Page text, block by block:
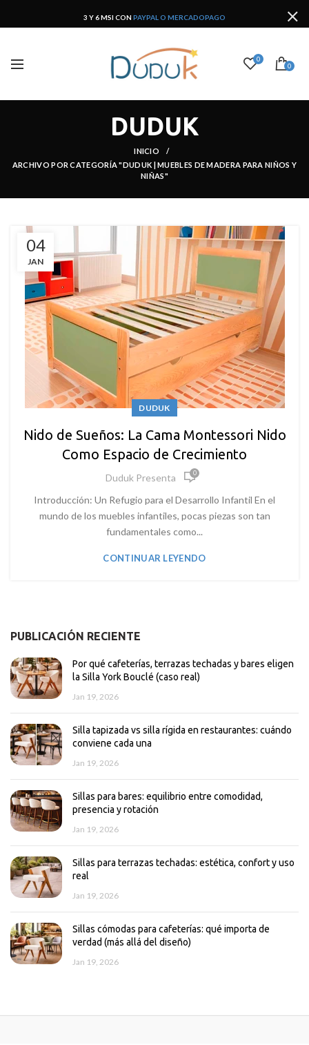
3 Y 6 MSI CON PAYPAL O MERCADOPAGO
0
0
DUDUK
INICIO
ARCHIVO POR CATEGORÍA"DUDUK | MUEBLES DE MADERA PARA NIÑOS Y
NIÑAS"
04
JAN
DUDUK
Nido de Sueños: La Cama Montessori Nido
Como Espacio de Crecimiento
Duduk Presenta 0
Introducción: Un Refugio para el Desarrollo Infantil En el
mundo de los muebles infantiles, pocas piezas son tan
fundamentales como...
CONTINUAR LEYENDO
PUBLICACIÓN RECIENTE
Por qué cafeterías, terrazas techadas y bares eligen
la Silla York Bouclé (caso real)
Jan 19, 2026
Silla tapizada vs silla rígida en restaurantes: cuándo
conviene cada una
Jan 19, 2026
Sillas para bares: equilibrio entre comodidad,
presencia y rotación
Jan 19, 2026
Sillas para terrazas techadas: estética, confort y uso
real
Jan 19, 2026
Sillas cómodas para cafeterías: qué importa de
verdad (más allá del diseño)
Jan 19, 2026